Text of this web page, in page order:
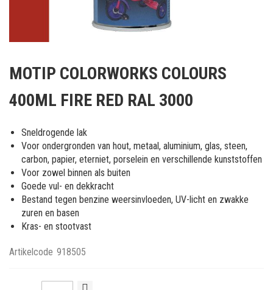
het
van
afbeeldingen-
gallerij
MOTIP COLORWORKS COLOURS
400ML FIRE RED RAL 3000
Sneldrogende lak
Voor ondergronden van hout, metaal, aluminium, glas, steen,
carbon, papier, eterniet, porselein en verschillende kunststoffen
Voor zowel binnen als buiten
Goede vul- en dekkracht
Bestand tegen benzine weersinvloeden, UV-licht en zwakke
zuren en basen
Kras- en stootvast
Artikelcode 918505